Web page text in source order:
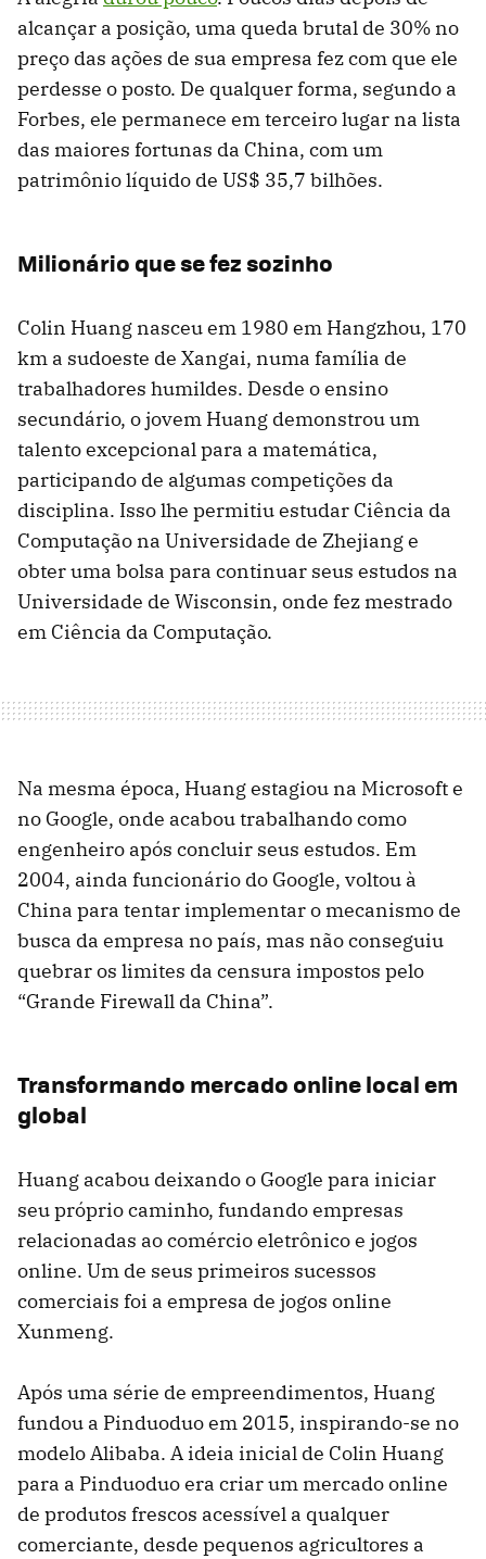
alcançar a posição, uma queda brutal de 30% no
preço das ações de sua empresa fez com que ele
perdesse o posto. De qualquer forma, segundo a
Forbes, ele permanece em terceiro lugar na lista
das maiores fortunas da China, com um
patrimônio líquido de US$ 35,7 bilhões.
Milionário que se fez sozinho
Colin Huang nasceu em 1980 em Hangzhou, 170
km a sudoeste de Xangai, numa família de
trabalhadores humildes. Desde o ensino
secundário, o jovem Huang demonstrou um
talento excepcional para a matemática,
participando de algumas competições da
disciplina. Isso lhe permitiu estudar Ciência da
Computação na Universidade de Zhejiang e
obter uma bolsa para continuar seus estudos na
Universidade de Wisconsin, onde fez mestrado
em Ciência da Computação.
Na mesma época, Huang estagiou na Microsoft e
no Google, onde acabou trabalhando como
engenheiro após concluir seus estudos. Em
2004, ainda funcionário do Google, voltou à
China para tentar implementar o mecanismo de
busca da empresa no país, mas não conseguiu
quebrar os limites da censura impostos pelo
“Grande Firewall da China”.
Transformando mercado online local em
global
Huang acabou deixando o Google para iniciar
seu próprio caminho, fundando empresas
relacionadas ao comércio eletrônico e jogos
online. Um de seus primeiros sucessos
comerciais foi a empresa de jogos online
Xunmeng.
Após uma série de empreendimentos, Huang
fundou a Pinduoduo em 2015, inspirando-se no
modelo Alibaba. A ideia inicial de Colin Huang
para a Pinduoduo era criar um mercado online
de produtos frescos acessível a qualquer
comerciante, desde pequenos agricultores a